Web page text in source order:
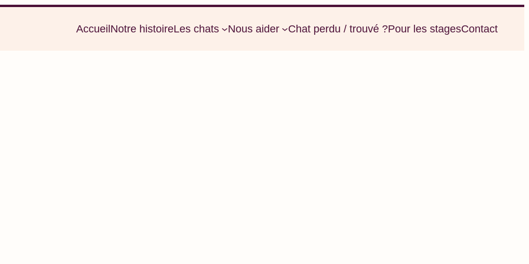
AccueilNotre histoireLes chats Nous aider Chat perdu / trouvé ?Pour les stagesContact